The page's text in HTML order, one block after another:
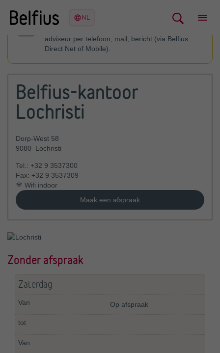
adviseur per telefoon, mail , bericht (via Belfius
Direct Net of Mobile).
Belfius-kantoor
Lochristi
Dorp-West 58
9080
Lochristi
Tel.: +32 9 3537300
Fax: +32 9 3537309
Wifi indoor
Maak een afspraak
Zonder afspraak
Zaterdag
Op afspraak